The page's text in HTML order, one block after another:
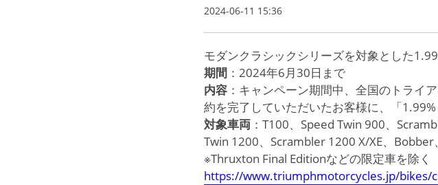
2024-06-11 15:36
モダンクラシックシリーズを対象とした
期間 ：2024年6月30日まで
内容 ：キャンペーン期間中、全国のトライ
約を完了していただいたお客様に、「
対象車両 ：T100、Speed Twin 900、
Twin 1200、Scrambler 1200 X/XE、Bobber
※Thruxton Final Editionなどの限定車を除く
https://www.triumphmotorcycles.jp/bikes/